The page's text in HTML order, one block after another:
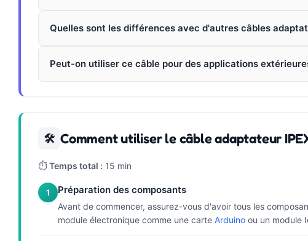
Quelles sont les différences avec d'autres câbles
Peut-on utiliser ce câble pour des applications
🛠 Comment utiliser le câble adaptateur
⏱Temps total : 15 min
1 Préparation des composants
Avant de commencer, assurez-vous d'avoir tous les
module électronique comme une carte Arduino ou un module